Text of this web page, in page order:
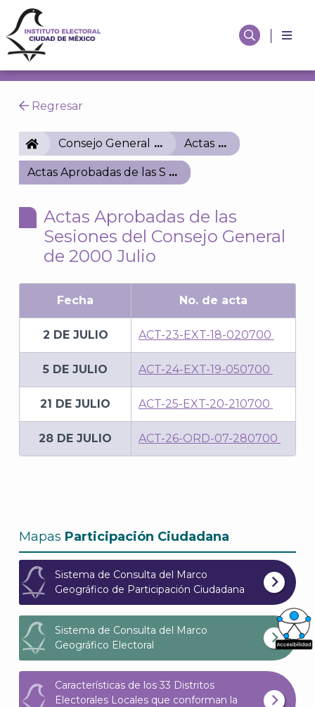
Regresar
IECMConsejo General Actas
Actas Aprobadas de las Sesiones del Consejo
Actas Aprobadas de las
Sesiones del Consejo General
de 2000 Julio
Fecha No. de acta
2 DE JULIO ACT-23-EXT-18-020700
5 DE JULIO ACT-24-EXT-19-050700
21 DE JULIO ACT-25-EXT-20-210700
28 DE JULIO ACT-26-ORD-07-280700
Mapas Participación Ciudadana
Sistema de Consulta del Marco
Geográfico de Participación Ciudadana
Sistema de Consulta del Marco
Geográfico Electoral
Características de los 33 Distritos
Electorales Locales que conforman la